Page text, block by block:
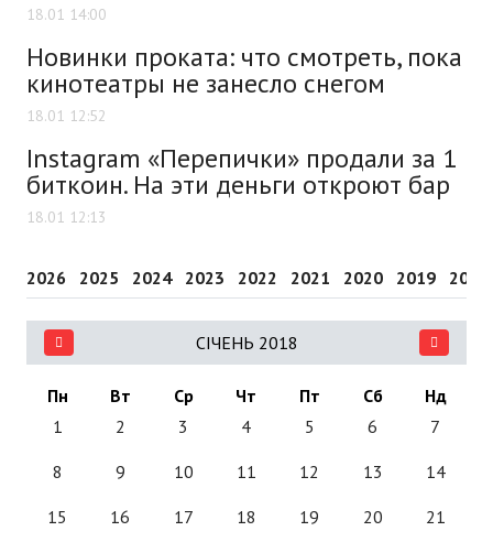
18.01 14:00
Новинки проката: что смотреть, пока
кинотеатры не занесло снегом
18.01 12:52
Instagram «Перепички» продали за 1
биткоин. На эти деньги откроют бар
18.01 12:13
2026 2025 2024 2023 2022 2021 2020 2019 2018
СІЧЕНЬ 2018
Пн Вт Ср Чт Пт Сб
Нд
1
2 3 4 5 6 7
8 9 10 11 12 13 14
15 16 17 18 19 20 21